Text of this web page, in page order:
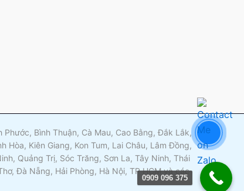
Phước, Bình Thuận, Cà Mau, Cao Bằng, Đắk Lắk,
Kiên Giang, Kon Tum, Lai Châu, Lâm Đồng,
Quảng Trị, Sóc Trăng, Sơn La, Tây Ninh, Thái
Đà Nẵng, Hải Phòng, Hà Nội, TP HCM và các
0909 096 375